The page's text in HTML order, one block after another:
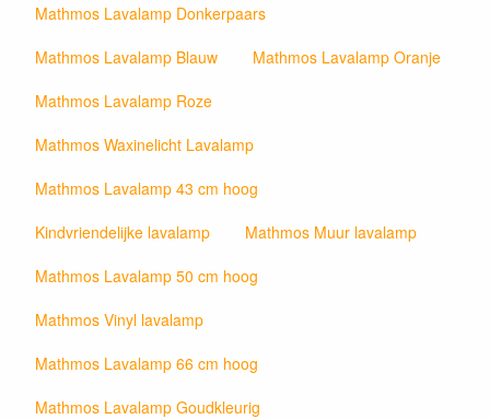
Mathmos Lavalamp Donkerpaars
Mathmos Lavalamp Blauw
Mathmos Lavalamp Oranje
Mathmos Lavalamp Roze
Mathmos Waxinelicht Lavalamp
Mathmos Lavalamp 43 cm hoog
Kindvriendelijke lavalamp
Mathmos Muur lavalamp
Mathmos Lavalamp 50 cm hoog
Mathmos Vinyl lavalamp
Mathmos Lavalamp 66 cm hoog
Mathmos Lavalamp Goudkleurig